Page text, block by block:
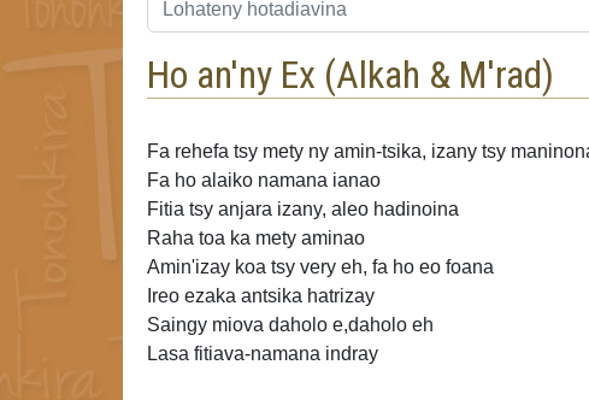
Ho an'ny Ex (Alkah & M'rad)
Fa rehefa tsy mety ny amin-tsika, izany tsy
Fa ho alaiko namana ianao
Fitia tsy anjara izany, aleo hadinoina
Raha toa ka mety aminao
Amin'izay koa tsy very eh, fa ho eo foana
Ireo ezaka antsika hatrizay
Saingy miova daholo e,daholo eh
Lasa fitiava-namana indray